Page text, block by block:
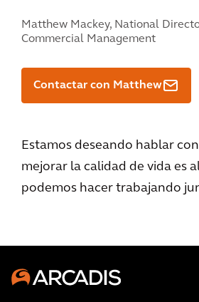
Matthew Mackey, National
Commercial Management
Contactar con Matthew
Estamos deseando hablar
mejorar la calidad de vida es
podemos hacer trabajando